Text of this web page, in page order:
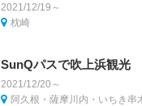
2021/12/19～
枕崎
SunQパスで吹上浜観光
2021/12/20～
阿久根・薩摩川内・いちき串